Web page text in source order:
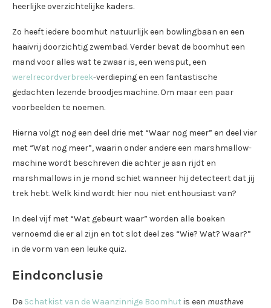
heerlijke overzichtelijke kaders.
Zo heeft iedere boomhut natuurlijk een bowlingbaan en een
haaivrij doorzichtig zwembad. Verder bevat de boomhut een
mand voor alles wat te zwaar is, een wensput, een
werelrecordverbreek-verdieping en een fantastische
gedachten lezende broodjesmachine. Om maar een paar
voorbeelden te noemen.
Hierna volgt nog een deel drie met “Waar nog meer” en deel vier
met “Wat nog meer”, waarin onder andere een marshmallow-
machine wordt beschreven die achter je aan rijdt en
marshmallows in je mond schiet wanneer hij detecteert dat jij
trek hebt. Welk kind wordt hier nou niet enthousiast van?
In deel vijf met “Wat gebeurt waar” worden alle boeken
vernoemd die er al zijn en tot slot deel zes “Wie? Wat? Waar?”
in de vorm van een leuke quiz.
Eindconclusie
De Schatkist van de Waanzinnige Boomhut is een musthave